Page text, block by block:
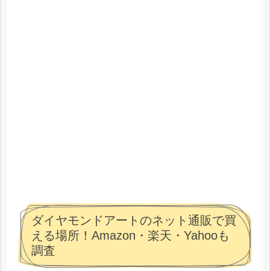
ダイヤモンドアートのネット通販で買
える場所！Amazon・楽天・Yahooも
調査